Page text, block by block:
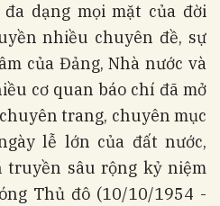
dạng mọi mặt của đời
nhiều chuyên đề, sự
của Đảng, Nhà nước và
cơ quan báo chí đã mở
trang, chuyên mục
lễ lớn của đất nước,
truyền sâu rộng kỷ niệm
Thủ đô (10/10/1954 -